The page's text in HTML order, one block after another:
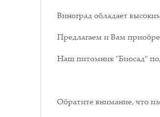
Виноград обладает
Предлагаем и Вам
Наш питомник "Биосад"
Обратите внимание, что